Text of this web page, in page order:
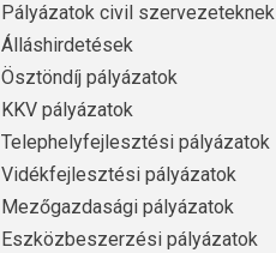
Pályázatok civil szervezeteknek
Álláshirdetések
Ösztöndíj pályázatok
KKV pályázatok
Telephelyfejlesztési pályázatok
Vidékfejlesztési pályázatok
Mezőgazdasági pályázatok
Eszközbeszerzési pályázatok